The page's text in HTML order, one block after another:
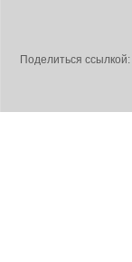
Поделиться ccылкой: